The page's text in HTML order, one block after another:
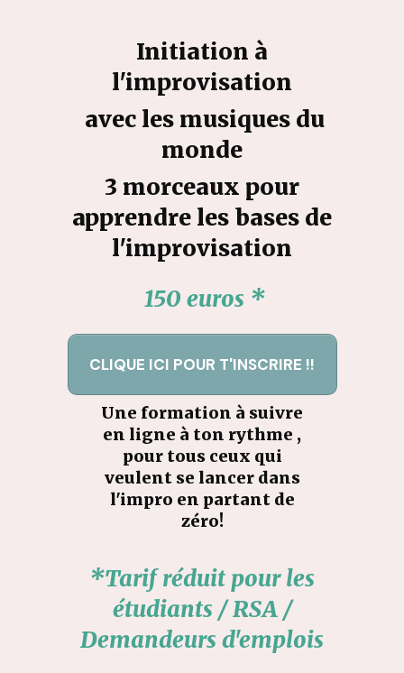
Initiation à
l'improvisation
avec les musiques du
monde
3 morceaux pour
apprendre les bases de
l'improvisation
150 euros *
CLIQUE ICI POUR T'INSCRIRE !!
Une formation à suivre
en ligne à ton rythme ,
pour tous ceux qui
veulent se lancer dans
l'impro en partant de
zéro!
*Tarif réduit pour les
étudiants / RSA /
Demandeurs d'emplois